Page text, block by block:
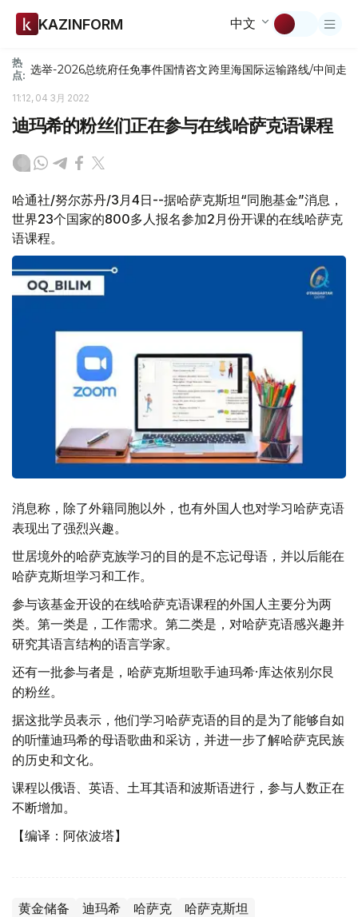
KAZINFORM 中文
热
点: 选举-2026总统府任免事件国情咨文跨里海国际运输路线/中间走廊
11:12, 04 3月 2022
迪玛希的粉丝们正在参与在线哈萨克语课程
哈通社/努尔苏丹/3月4日--据哈萨克斯坦“同胞基金”消息，
世界23个国家的800多人报名参加2月份开课的在线哈萨克
语课程。
消息称，除了外籍同胞以外，也有外国人也对学习哈萨克语
表现出了强烈兴趣。
世居境外的哈萨克族学习的目的是不忘记母语，并以后能在
哈萨克斯坦学习和工作。
参与该基金开设的在线哈萨克语课程的外国人主要分为两
类。第一类是，工作需求。第二类是，对哈萨克语感兴趣并
研究其语言结构的语言学家。
还有一批参与者是，哈萨克斯坦歌手迪玛希·库达依别尔艮
的粉丝。
据这批学员表示，他们学习哈萨克语的目的是为了能够自如
的听懂迪玛希的母语歌曲和采访，并进一步了解哈萨克民族
的历史和文化。
课程以俄语、英语、土耳其语和波斯语进行，参与人数正在
不断增加。
【编译：阿依波塔】
黄金储备 迪玛希 哈萨克 哈萨克斯坦